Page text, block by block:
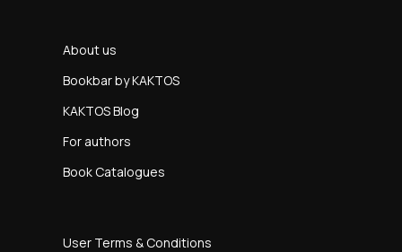
About us
Bookbar by KAKTOS
KAKTOS Blog
For authors
Book Catalogues
User Terms & Conditions